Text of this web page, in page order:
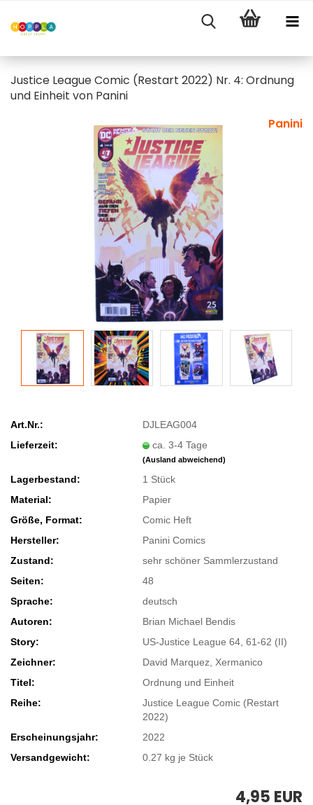
Justice League Comic (Restart 2022) Nr. 4: Ordnung
und Einheit von Panini
Panini
Art.Nr.:
DJLEAG004
Lieferzeit:
ca. 3-4 Tage
(Ausland abweichend)
Lagerbestand: 1 Stück
Material:
Papier
Größe, Format:
Comic Heft
Hersteller:
Panini Comics
Zustand:
sehr schöner Sammlerzustand
Seiten:
48
Sprache:
deutsch
Autoren:
Brian Michael Bendis
Story:
US-Justice League 64, 61-62 (II)
Zeichner:
David Marquez, Xermanico
Titel:
Ordnung und Einheit
Reihe:
Justice League Comic (Restart
2022)
Erscheinungsjahr:
2022
Versandgewicht:
0.27 kg je Stück
4,95 EUR